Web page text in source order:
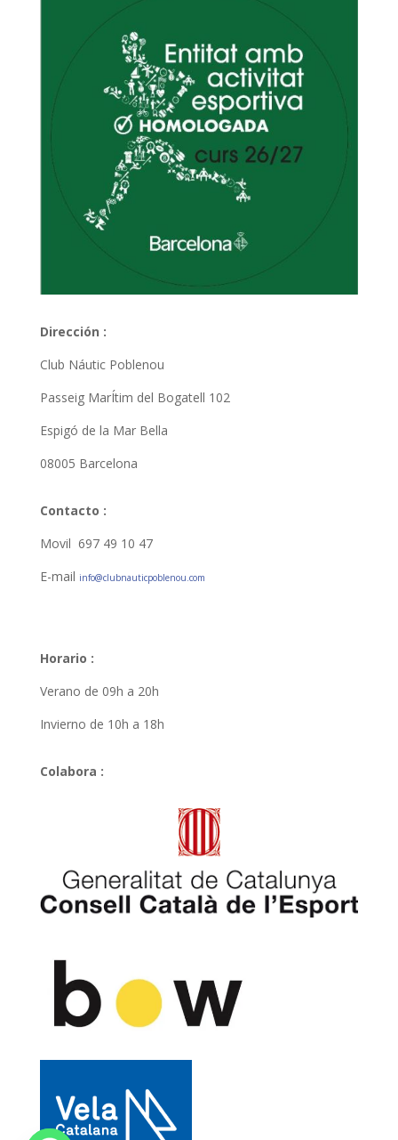
Dirección :
Club Náutic Poblenou
Passeig MarÍtim del Bogatell 102
Espigó de la Mar Bella
08005 Barcelona
Contacto :
Movil 697 49 10 47
E-mail info@clubnauticpoblenou.com
Horario :
Verano de 09h a 20h
Invierno de 10h a 18h
Colabora :